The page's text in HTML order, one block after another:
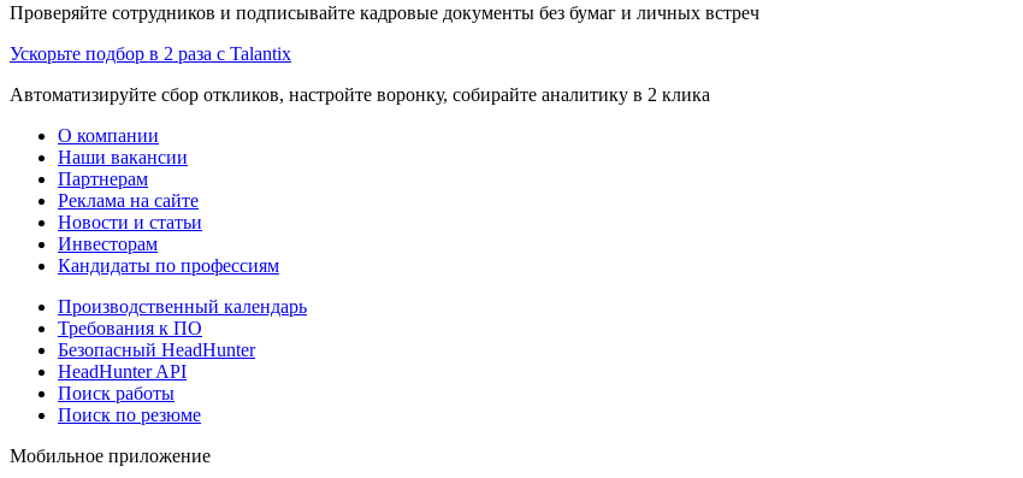
Проверяйте сотрудников и подписывайте кадровые документы без бумаг и личных встреч
Ускорьте подбор в 2 раза с Talantix
Автоматизируйте сбор откликов, настройте воронку, собирайте аналитику в 2 клика
О компании
Наши вакансии
Партнерам
Реклама на сайте
Новости и статьи
Инвесторам
Кандидаты по профессиям
Производственный календарь
Требования к ПО
Безопасный HeadHunter
HeadHunter API
Поиск работы
Поиск по резюме
Мобильное приложение